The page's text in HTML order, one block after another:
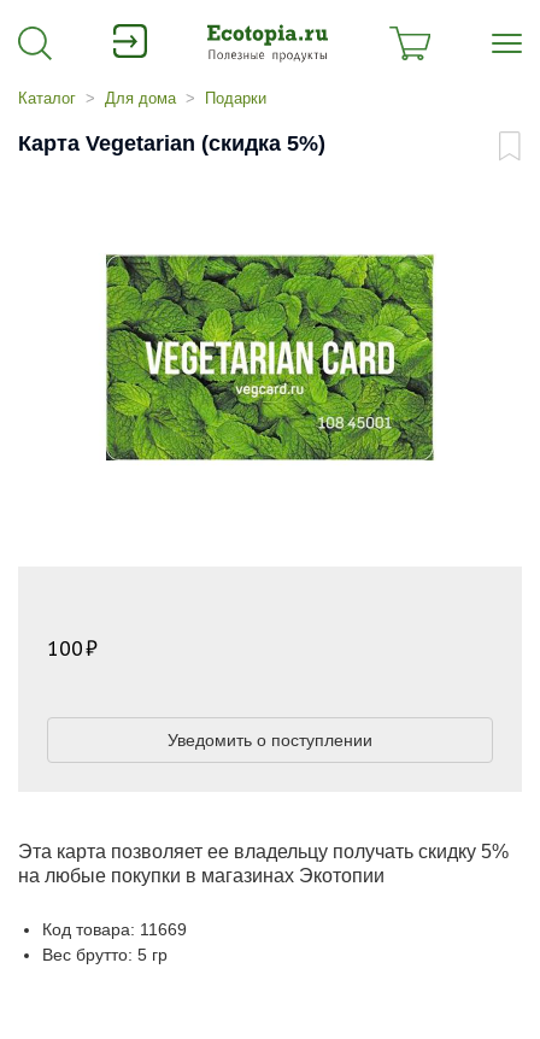
Каталог Для дома Подарки
Карта Vegetarian (скидка 5%)
Эта карта позволяет ее владельцу получать скидку 5%
на любые покупки в магазинах Экотопии
Код товара: 11669
Вес брутто: 5 гр
100
Уведомить о поступлении